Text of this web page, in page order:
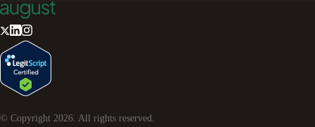
© Copyright 2026 . All rights reserved.